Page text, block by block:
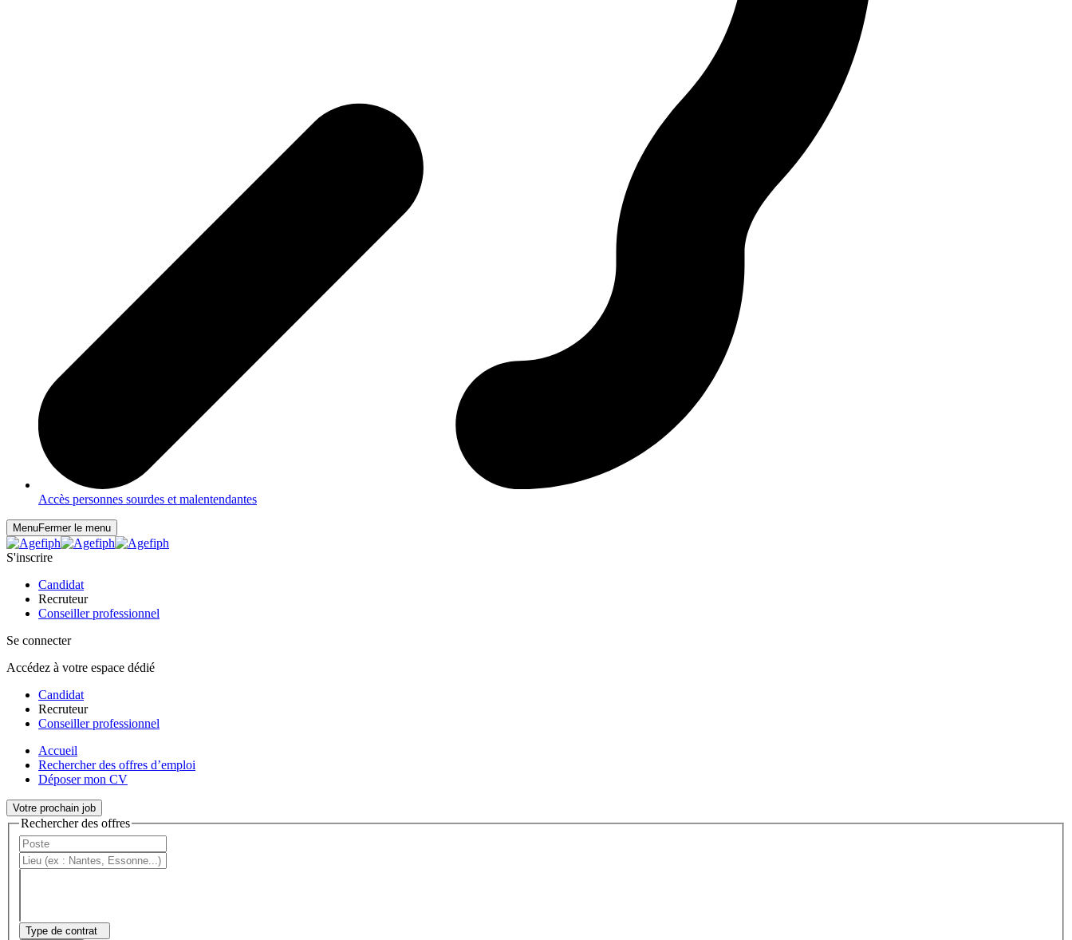
Accès personnes sourdes et malentendantes
MenuFermer le menu
S'inscrire
Candidat
Recruteur
Conseiller professionnel
Se connecter
Accédez à votre espace dédié
Candidat
Recruteur
Conseiller professionnel
Accueil
Rechercher des offres d’emploi
Déposer mon CV
Votre prochain job
Rechercher des offres
Type de contrat